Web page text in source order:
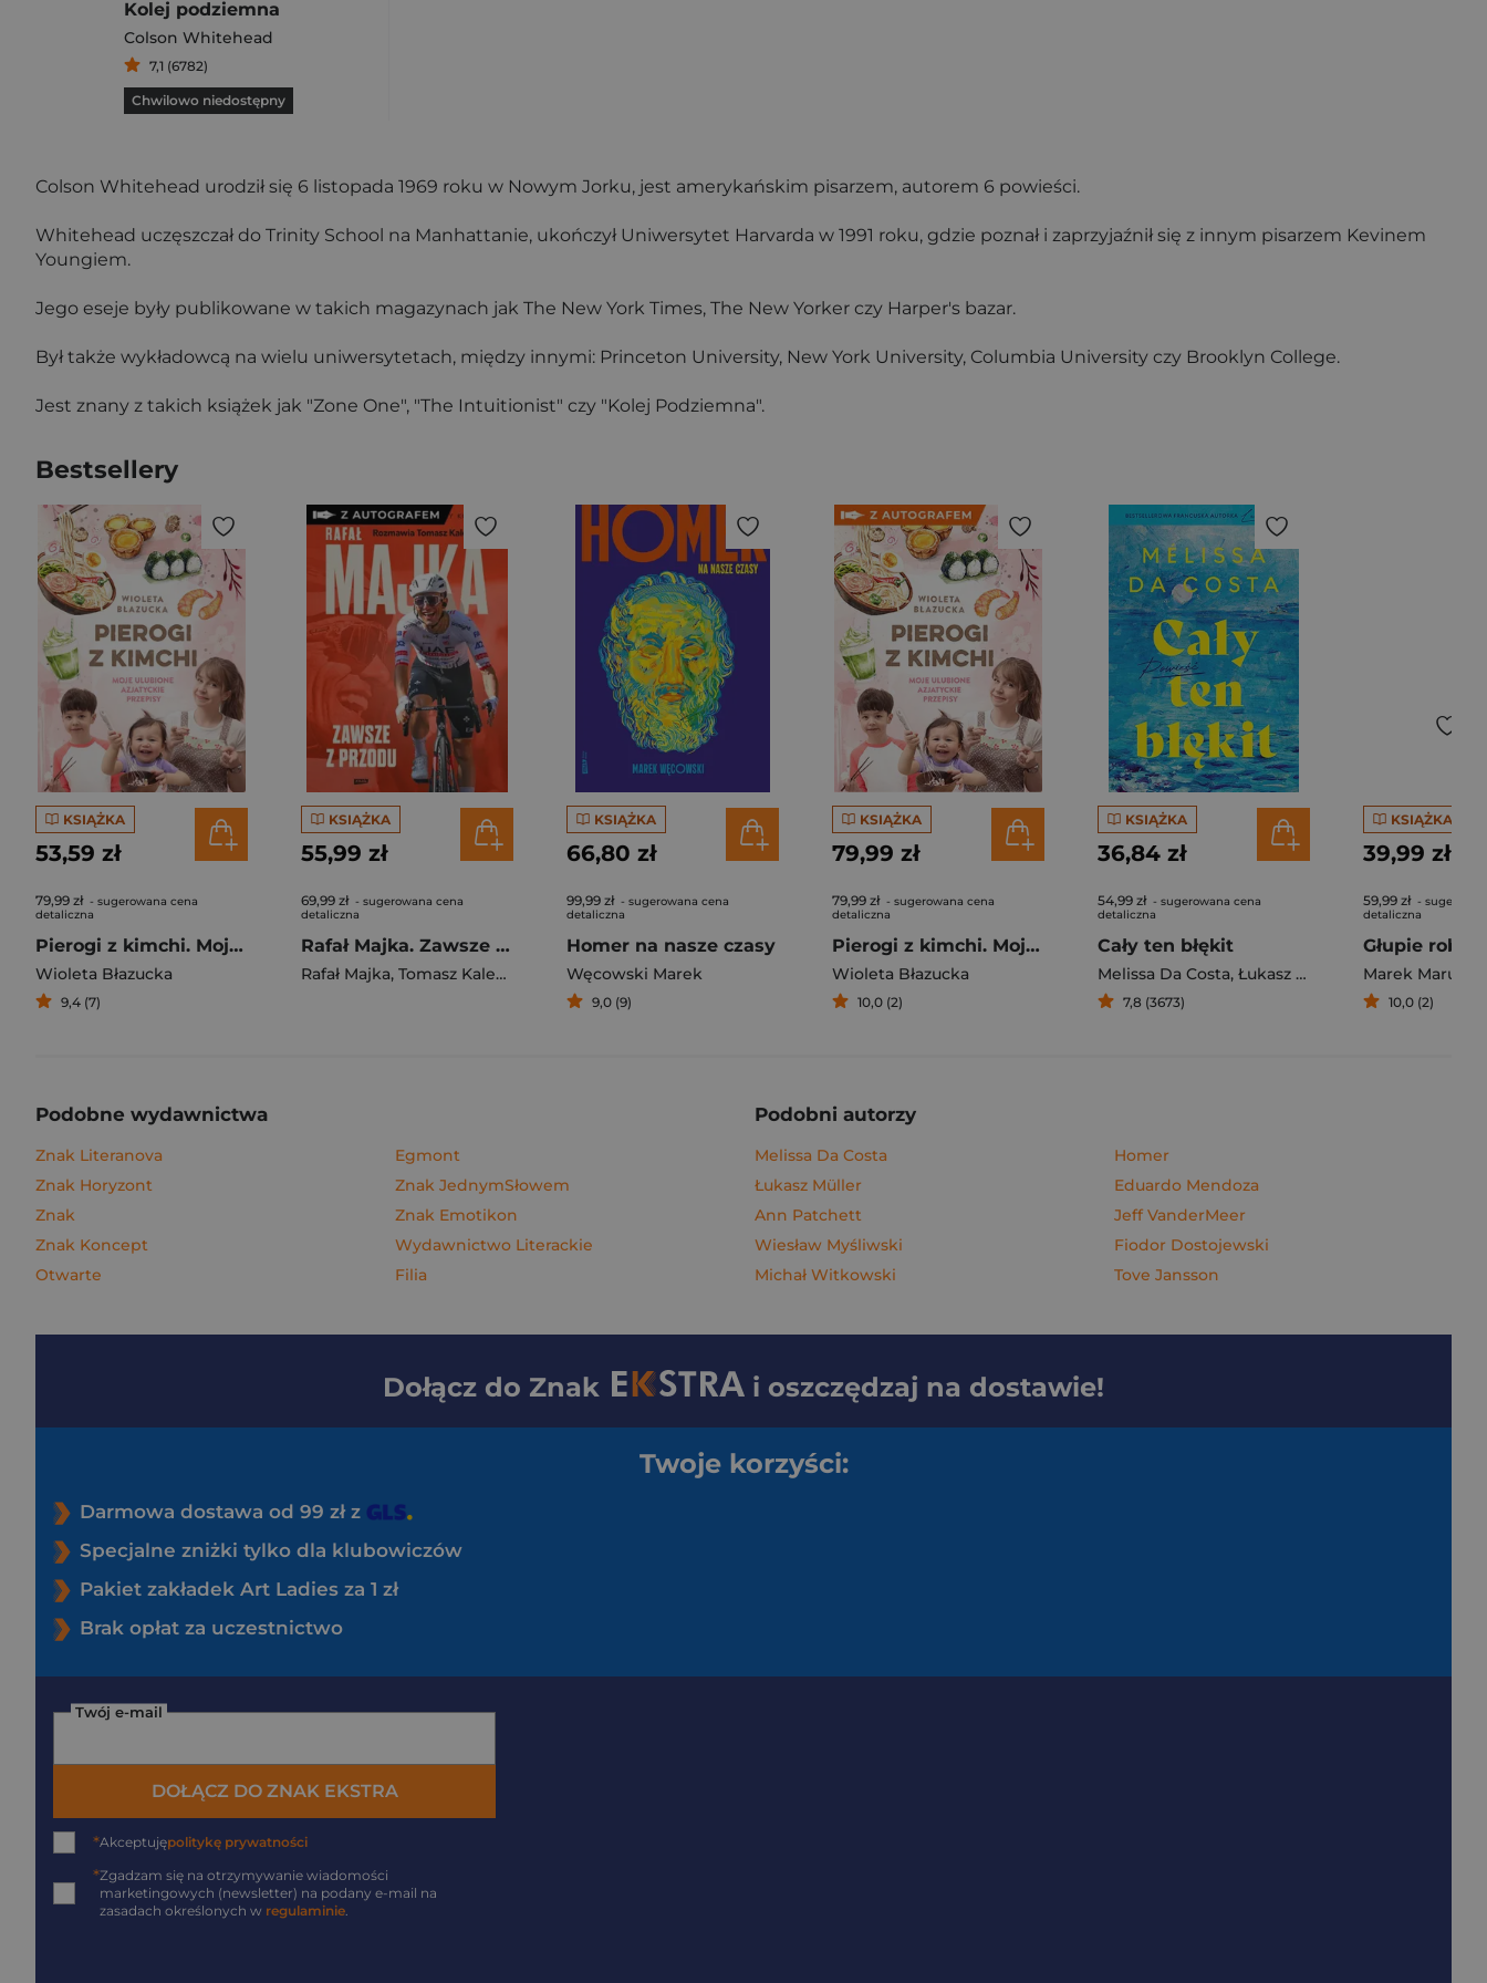
Kolej podziemna
Colson Whitehead
7,1 (6782)
Chwilowo niedostępny
Colson Whitehead urodził się 6 listopada 1969 roku w Nowym Jorku, jest amerykańskim pisarzem, autorem 6 powieści.
Whitehead uczęszczał do Trinity School na Manhattanie, ukończył Uniwersytet Harvarda w 1991 roku, gdzie poznał i zaprzyjaźnił się z innym pisarzem Kevinem
Youngiem.
Jego eseje były publikowane w takich magazynach jak The New York Times, The New Yorker czy Harper's bazar.
Był także wykładowcą na wielu uniwersytetach, między innymi: Princeton University, New York University, Columbia University czy Brooklyn College.
Jest znany z takich książek jak "Zone One", "The Intuitionist" czy "Kolej Podziemna".
Bestsellery
KSIĄŻKA
53,59 zł
79,99 zł - sugerowana cena
detaliczna
Pierogi z kimchi. Moje ulubione azjatyckie przepisy
Wioleta Błazucka
9,4 (7)
KSIĄŻKA
55,99 zł
69,99 zł - sugerowana cena
detaliczna
Rafał Majka. Zawsze z przodu. Rozmawia Tomasz Kalemba - książka z autografem
Rafał Majka, Tomasz Kalemba
KSIĄŻKA
66,80 zł
99,99 zł - sugerowana cena
detaliczna
Homer na nasze czasy
Węcowski Marek
9,0 (9)
KSIĄŻKA
79,99 zł
79,99 zł - sugerowana cena
detaliczna
Pierogi z kimchi. Moje ulubione azjatyckie przepisy - książka z autografem
Wioleta Błazucka
10,0 (2)
KSIĄŻKA
36,84 zł
54,99 zł - sugerowana cena
detaliczna
Cały ten błękit
Melissa Da Costa, Łukasz Müller
7,8 (3673)
KSIĄŻKA
39,99 zł
59,99 zł -
detaliczna
Marek
10,0 (2)
Podobne wydawnictwa
Znak Literanova
Znak Horyzont
Znak
Znak Koncept
Otwarte
Egmont
Znak JednymSłowem
Znak Emotikon
Wydawnictwo Literackie
Filia
Podobni autorzy
Melissa Da Costa
Łukasz Müller
Ann Patchett
Wiesław Myśliwski
Michał Witkowski
Homer
Eduardo Mendoza
Jeff VanderMeer
Fiodor Dostojewski
Tove Jansson
Dołącz do Znak i oszczędzaj na dostawie!
Twoje korzyści:
Darmowa dostawa od 99 zł z
Specjalne zniżki tylko dla klubowiczów
Pakiet zakładek Art Ladies za 1 zł
Brak opłat za uczestnictwo
Twój e-mail
DOŁĄCZ DO ZNAK EKSTRA
*Akceptujępolitykę prywatności
*Zgadzam się na otrzymywanie wiadomości
marketingowych (newsletter) na podany e-mail na
zasadach określonych w regulaminie.